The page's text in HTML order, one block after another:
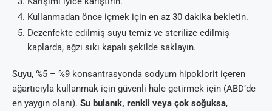
Kullanmadan önce içmek için en az 30 dakika bekletin.
Dezenfekte edilmiş suyu temiz ve sterilize edilmiş
kaplarda, ağzı sıkı kapalı şekilde saklayın.
Suyu, %5 – %9 konsantrasyonda sodyum hipoklorit içeren
ağartıcıyla kullanmak için güvenli hale getirmek için (ABD’de
en yaygın olanı). Su bulanık, renkli veya çok soğuksa,